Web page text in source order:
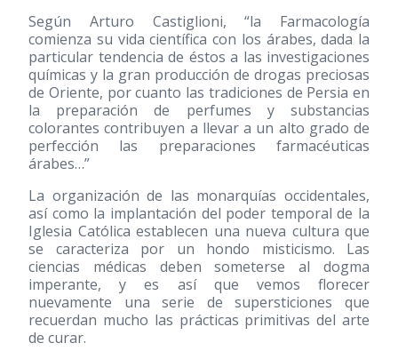
Según Arturo Castiglioni, “la Farmacología
comienza su vida científica con los árabes, dada la
particular tendencia de éstos a las investigaciones
químicas y la gran producción de drogas preciosas
de Oriente, por cuanto las tradiciones de Persia en
la preparación de perfumes y substancias
colorantes contribuyen a llevar a un alto grado de
perfección las preparaciones farmacéuticas
árabes…”
La organización de las monarquías occidentales,
así como la implantación del poder temporal de la
Iglesia Católica establecen una nueva cultura que
se caracteriza por un hondo misticismo. Las
ciencias médicas deben someterse al dogma
imperante, y es así que vemos florecer
nuevamente una serie de supersticiones que
recuerdan mucho las prácticas primitivas del arte
de curar.